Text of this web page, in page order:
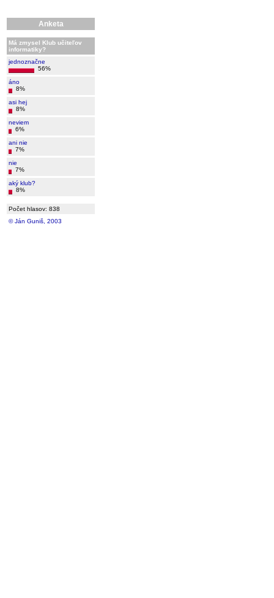
Anketa
Má zmysel Klub učiteľov
informatiky?
jednoznačne
56%
áno
8%
asi hej
8%
neviem
6%
ani nie
7%
nie
7%
aký klub?
8%
Počet hlasov: 838
© Ján Guniš, 2003